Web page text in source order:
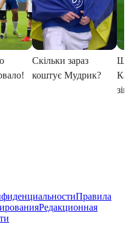
Правила
Редакционная